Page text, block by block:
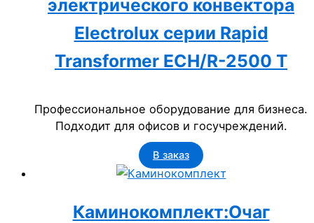
электрического конвектора
Electrolux серии Rapid
Transformer ECH/R-2500 T
Профессиональное оборудование для бизнеса.
Подходит для офисов и госучреждений.
В заказ
Каминокомплект:Очаг